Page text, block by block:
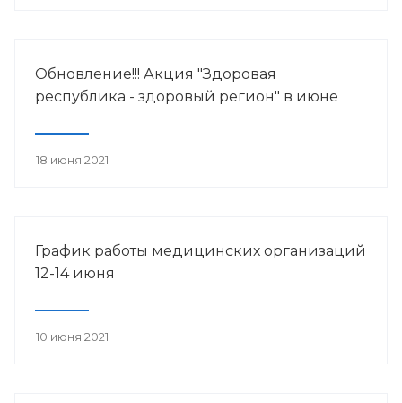
Обновление!!! Акция "Здоровая
республика - здоровый регион" в июне
18 июня 2021
График работы медицинских организаций
12-14 июня
10 июня 2021